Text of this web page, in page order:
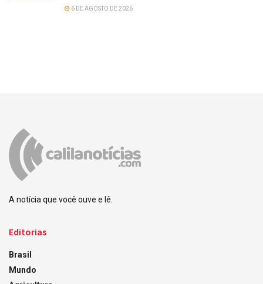
6 DE AGOSTO DE 2026
A notícia que você ouve e lê.
Editorias
Brasil
Mundo